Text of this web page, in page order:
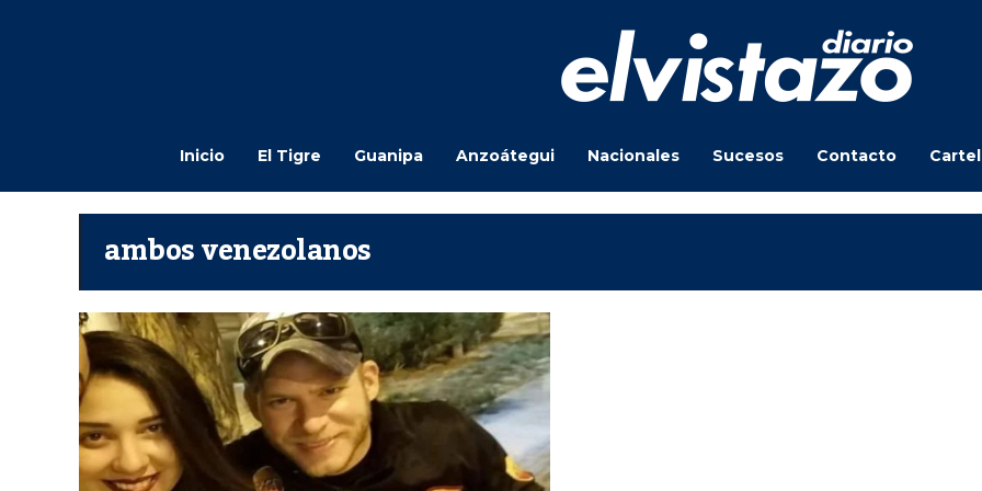
Inicio El Tigre Guanipa Anzoátegui Nacionales Sucesos Contacto
ambos venezolanos